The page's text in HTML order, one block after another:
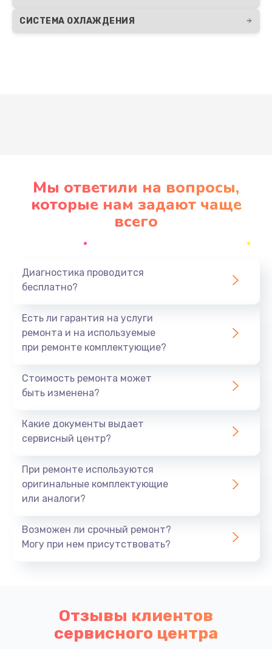
СИСТЕМА ОХЛАЖДЕНИЯ
Мы ответили на вопросы,
которые нам задают чаще
всего
Диагностика проводится
бесплатно?
Есть ли гарантия на услуги
ремонта и на используемые
при ремонте комплектующие?
Стоимость ремонта может
быть изменена?
Какие документы выдает
сервисный центр?
При ремонте используются
оригинальные комплектующие
или аналоги?
Возможен ли срочный ремонт?
Могу при нем присутствовать?
Отзывы клиентов
сервисного центра